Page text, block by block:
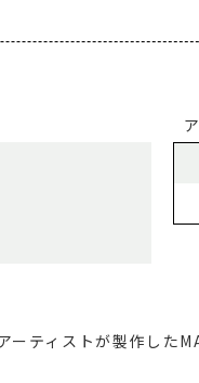
ティストが製作した